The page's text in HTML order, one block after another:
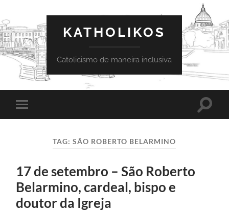
KATHOLIKOS
Catolicismo de maneira inclusiva
Toggle
mobile
Toggle
TAG:SÃO ROBERTO BELARMINO
17 de setembro – São Roberto
Belarmino, cardeal, bispo e
doutor da Igreja